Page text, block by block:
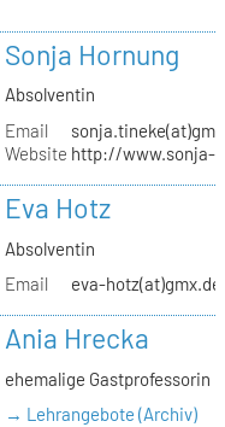
Sonja Hornung
Absolventin
Email
Website http://www.sonja-
Eva Hotz
Absolventin
Email
eva-hotz(at)gmx.de
Ania Hrecka
ehemalige Gastprofessorin
→ Lehrangebote (Archiv)